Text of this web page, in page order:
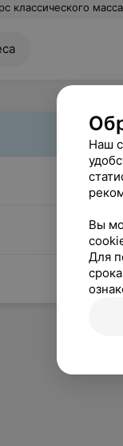
к каждому из обучающихся! С Вами было очень интересно, познавательно, приятно обучаться, очень грустно было сегодня прощаться... "Лидер" спасибо за организацию таких замечательных курсов в нашем городе, они не только дают образование и новые навыки, но
Наш
Вы
Для